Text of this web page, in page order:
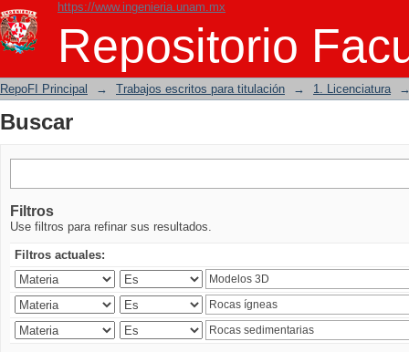
https://www.ingenieria.unam.mx
Repositorio
Buscar
RepoFI Principal → Trabajos escritos para titulación → 1. Licenciatura
Buscar
Filtros
Use filtros para refinar sus resultados.
Filtros actuales: